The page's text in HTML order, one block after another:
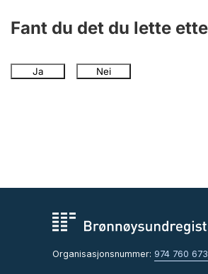
Fant du det du lette
Ja Nei
Organisasjonsnummer: 974 760 673